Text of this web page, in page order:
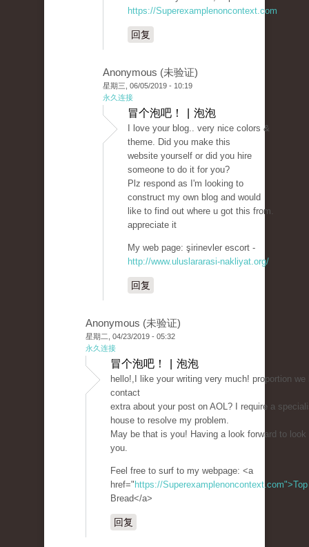
https://Superexamplenoncontext.com
回复
Anonymous (未验证)
星期三, 06/05/2019 - 10:19
永久连接
冒个泡吧！ | 泡泡
I love your blog.. very nice colors &
theme. Did you make this
website yourself or did you hire
someone to do it for you?
Plz respond as I'm looking to
construct my own blog and would
like to find out where u got this from.
appreciate it
My web page: şirinevler escort -
http://www.uluslararasi-nakliyat.org/
回复
Anonymous (未验证)
星期二, 04/23/2019 - 05:32
永久连接
冒个泡吧！ | 泡泡
hello!,I like your writing very much! proportion we
contact
extra about your post on AOL? I require a
house to resolve my problem.
May be that is you! Having a look forward to look
you.
Feel free to surf to my webpage: <a
href=" https://Superexamplenoncontext.com">Top
Bread</a>
回复